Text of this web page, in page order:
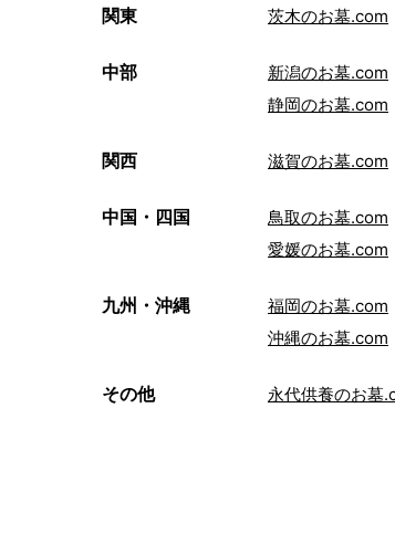
関東 茨木のお墓.com
中部 新潟のお墓.com
静岡のお墓.com
関西 滋賀のお墓.com
中国・四国 鳥取のお墓.com
愛媛のお墓.com
九州・沖縄 福岡のお墓.com
沖縄のお墓.com
その他 永代供養のお墓